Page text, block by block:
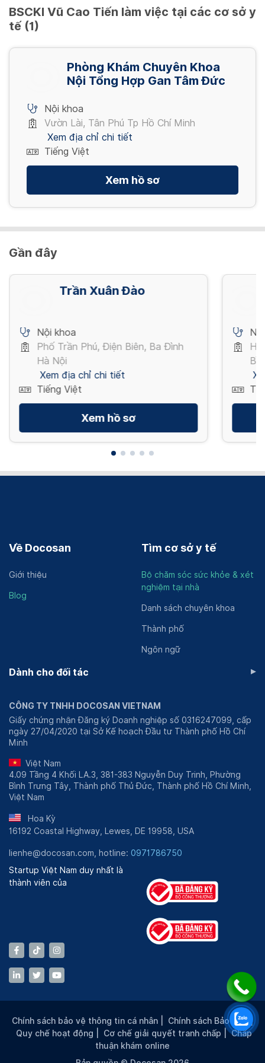
question
mark
key
keyboard
shortcuts
changing
BSCKI Vũ Cao Tiến làm việc tại các cơ sở y
tế (1)
Phòng Khám Chuyên Khoa
Nội Tổng Hợp Gan Tâm Đức
Nội khoa
Vườn Lài, Tân Phú Tp Hồ Chí Minh
Xem địa chỉ chi tiết
Tiếng Việt
Xem hồ sơ
Gần đây
Trần Xuân Đào
Nội khoa
Phố Trần Phú, Điện Biên, Ba Đình
Hà Nội
Xem địa chỉ chi tiết
Tiếng Việt
Xem hồ sơ
Về Docosan
Giới thiệu
Blog
Tìm cơ sở y tế
Bộ chăm sóc sức khỏe & xét
nghiệm tại nhà
Danh sách chuyên khoa
Thành phố
Ngôn ngữ
Dành cho đối tác ▸
CÔNG TY TNHH DOCOSAN VIETNAM
Giấy chứng nhận Đăng ký Doanh nghiệp số 0316247099, cấp
ngày 27/04/2020 tại Sở Kế hoạch Đầu tư Thành phố Hồ Chí
Minh
Việt Nam
4.09 Tầng 4 Khối LA.3, 381-383 Nguyễn Duy Trinh, Phường
Bình Trưng Tây, Thành phố Thủ Đức, Thành phố Hồ Chí Minh,
Việt Nam
Hoa Kỳ
16192 Coastal Highway, Lewes, DE 19958, USA
lienhe@docosan.com, hotline: 0971786750
Startup Việt Nam duy nhất là
thành viên của
Chính sách bảo vệ thông tin cá nhân Chính sách Bảo mật |
Quy chế hoạt động
Cơ chế giải quyết tranh chấp |Chấp
thuận khám online